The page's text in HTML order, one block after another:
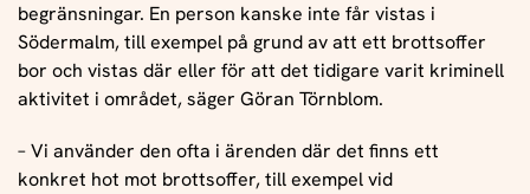
begränsningar. En person kanske inte får vistas i
Södermalm, till exempel på grund av att ett brottsoffer
bor och vistas där eller för att det tidigare varit kriminell
aktivitet i området, säger Göran Törnblom.
– Vi använder den ofta i ärenden där det finns ett
konkret hot mot brottsoffer, till exempel vid